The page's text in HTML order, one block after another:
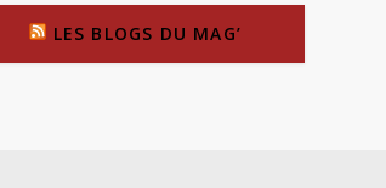
LES BLOGS DU MAG’